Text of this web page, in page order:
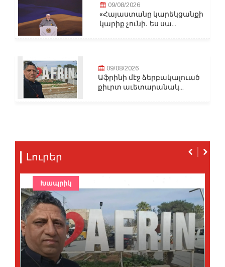
09/08/2026
«Հայաստանը կարեկցանքի
կարիք չունի․ ես սա...
09/08/2026
Աֆրինի մէջ ձերբակալուած
քիւրտ աւետարանակ...
Լուրեր
Խապրիկ